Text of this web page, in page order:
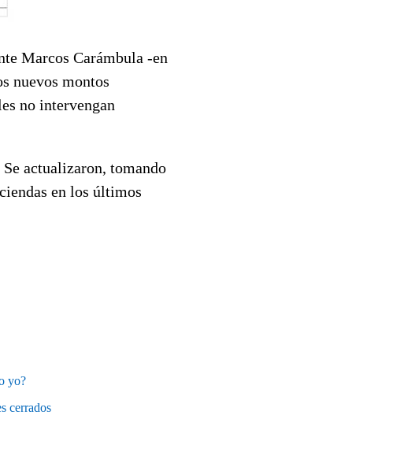
Marcos Carámbula -en
nuevos montos
no intervengan
actualizaron, tomando
en los últimos
yo?
cerrados